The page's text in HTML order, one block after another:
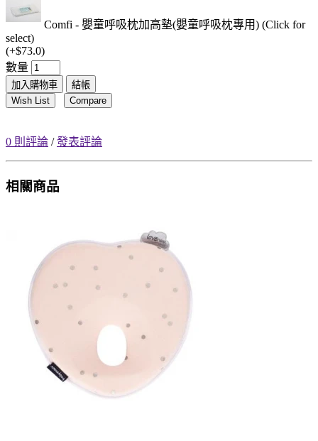
Comfi - 嬰童呼吸枕加高墊(嬰童呼吸枕專用) (Click for
select)
(+$73.0)
數量
加入購物車
結帳
Wish List
Compare
0 則評論 /發表評論
相關商品